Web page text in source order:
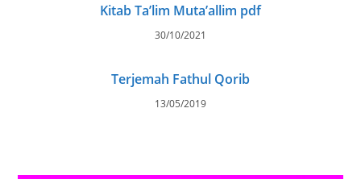
Kitab Ta’lim Muta’allim pdf
30/10/2021
Terjemah Fathul Qorib
13/05/2019